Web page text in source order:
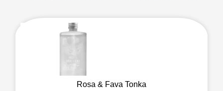
Rosa & Fava Tonka